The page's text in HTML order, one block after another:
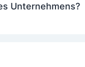
Unternehmens?